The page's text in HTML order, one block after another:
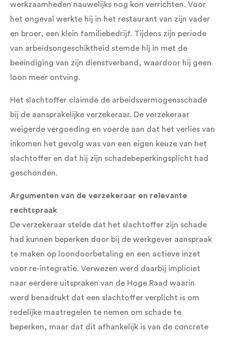
werkzaamheden nauwelijks nog kon verrichten. Voor
het ongeval werkte hij in het restaurant van zijn vader
en broer, een klein familiebedrijf. Tijdens zijn periode
van arbeidsongeschiktheid stemde hij in met de
beëindiging van zijn dienstverband, waardoor hij geen
loon meer ontving.
Het slachtoffer claimde de arbeidsvermogensschade
bij de aansprakelijke verzekeraar. De verzekeraar
weigerde vergoeding en voerde aan dat het verlies van
inkomen het gevolg was van een eigen keuze van het
slachtoffer en dat hij zijn schadebeperkingsplicht had
geschonden.
Argumenten van de verzekeraar en relevante
rechtspraak
De verzekeraar stelde dat het slachtoffer zijn schade
had kunnen beperken door bij de werkgever aanspraak
te maken op loondoorbetaling en een actieve inzet
voor re-integratie. Verwezen werd daarbij impliciet
naar eerdere uitspraken van de Hoge Raad waarin
werd benadrukt dat een slachtoffer verplicht is om
redelijke maatregelen te nemen om schade te
beperken, maar dat dit afhankelijk is van de concrete